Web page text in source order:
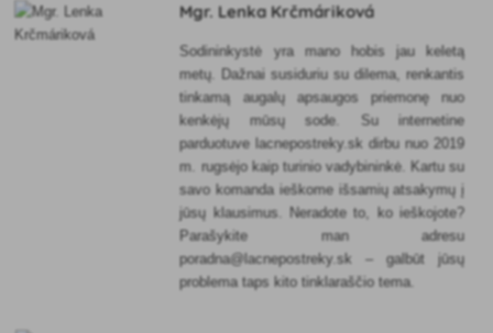
Mgr. Lenka Krčmáriková
Sodininkystė yra mano hobis jau keletą
metų. Dažnai susiduriu su dilema, renkantis
tinkamą augalų apsaugos priemonę nuo
kenkėjų mūsų sode. Su internetine
parduotuve lacnepostreky.sk dirbu nuo 2019
m. rugsėjo kaip turinio vadybininkė. Kartu su
savo komanda ieškome išsamių atsakymų į
jūsų klausimus. Neradote to, ko ieškojote?
Parašykite man adresu
poradna@lacnepostreky.sk – galbūt jūsų
problema taps kito tinklaraščio tema.